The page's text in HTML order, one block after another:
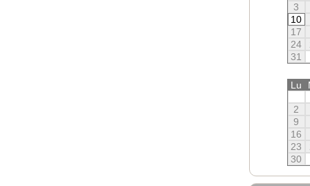
3
10
17
24
31
Lu
2
9
16
23
30